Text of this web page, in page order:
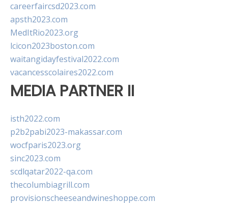
careerfaircsd2023.com
apsth2023.com
MedItRio2023.org
lcicon2023boston.com
waitangidayfestival2022.com
vacancesscolaires2022.com
MEDIA PARTNER II
isth2022.com
p2b2pabi2023-makassar.com
wocfparis2023.org
sinc2023.com
scdlqatar2022-qa.com
thecolumbiagrill.com
provisionscheeseandwineshoppe.com